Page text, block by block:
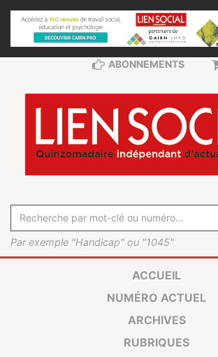
Par exemple "Handicap" ou "1045"
ABONNEMENTS
ACCUEIL
NUMÉRO ACTUEL
ARCHIVES
RUBRIQUES